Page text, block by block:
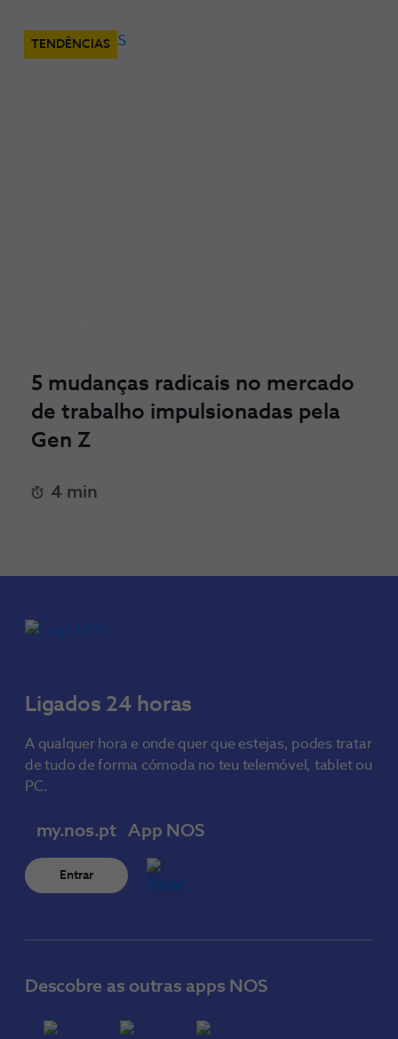
TENDÊNCIAS
5 mudanças radicais no mercado
de trabalho impulsionadas pela
Gen Z
4 min
Ligados 24 horas
A qualquer hora e onde quer que estejas, podes tratar
de tudo de forma cómoda no teu telemóvel, tablet ou
PC.
my.nos.pt
Entrar
App NOS
Descobre as outras apps NOS